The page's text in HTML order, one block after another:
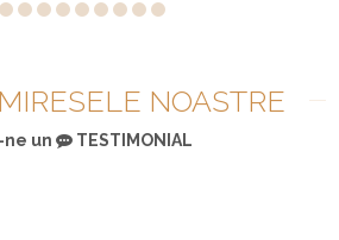
NOASTRE
un TESTIMONIAL